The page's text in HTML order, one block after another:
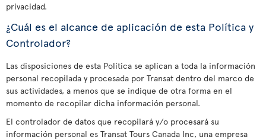
privacidad.
¿Cuál es el alcance de aplicación de esta Política y
Controlador?
Las disposiciones de esta Política se aplican a toda la información
personal recopilada y procesada por Transat dentro del marco de
sus actividades, a menos que se indique de otra forma en el
momento de recopilar dicha información personal.
El controlador de datos que recopilará y/o procesará su
información personal es Transat Tours Canada Inc, una empresa